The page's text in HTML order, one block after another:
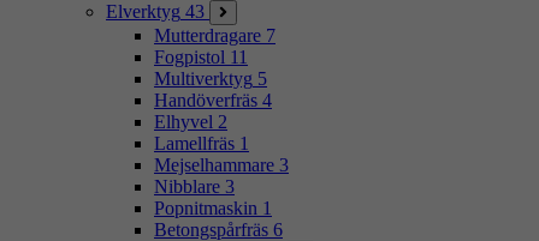
Elverktyg 43
Mutterdragare 7
Fogpistol 11
Multiverktyg 5
Handöverfräs 4
Elhyvel 2
Lamellfräs 1
Mejselhammare 3
Nibblare 3
Popnitmaskin 1
Betongspårfräs 6